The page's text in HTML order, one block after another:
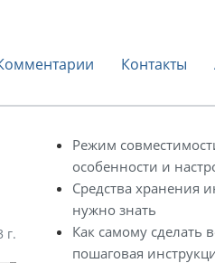
Контакты
г.
Режим
особенности и
Средства хранения
нужно знать
Как самому сделать
пошаговая